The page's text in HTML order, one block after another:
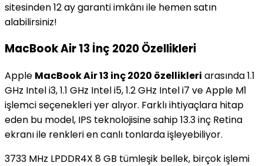
sitesinden 12 ay garanti imkânı ile hemen satın
alabilirsiniz!
MacBook Air 13 İnç 2020 Özellikleri
Apple MacBook Air 13 inç 2020 özellikleri arasında 1.1
GHz Intel i3, 1.1 GHz Intel i5, 1.2 GHz Intel i7 ve Apple M1
işlemci seçenekleri yer alıyor. Farklı ihtiyaçlara hitap
eden bu model, IPS teknolojisine sahip 13.3 inç Retina
ekranı ile renkleri en canlı tonlarda işleyebiliyor.
3733 MHz LPDDR4X 8 GB tümleşik bellek, birçok işlemi